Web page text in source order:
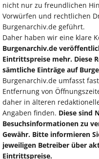
nicht nur zu freundlichen
Vorwürfen und rechtlichen
Burgenarchiv.de geführt.
Daher haben wir eine klare
Burgenarchiv.de
Eintrittspreise mehr. Diese
sämtliche Einträge auf
Burgenarchiv.de umfasst
Entfernung von
daher in älteren
Angaben finden. Diese sind
Besuchsinformationen zu
Gewähr. Bitte informieren
jeweiligen Betreiber über
Eintrittspreise.